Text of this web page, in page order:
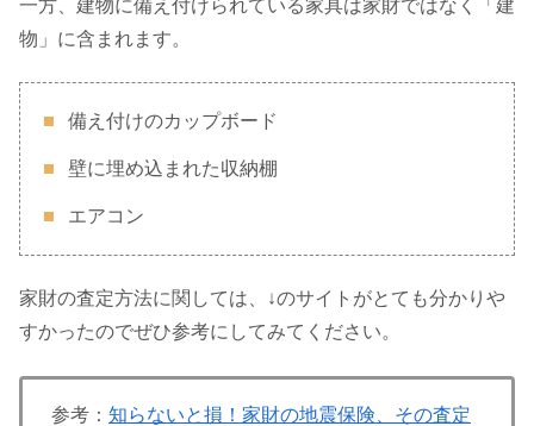
一方、建物に備え付けられている家具は家財ではなく「建
物」に含まれます。
備え付けのカップボード
壁に埋め込まれた収納棚
エアコン
家財の査定方法に関しては、↓のサイトがとても分かりや
すかったのでぜひ参考にしてみてください。
参考： 知らないと損！家財の地震保険、その査定